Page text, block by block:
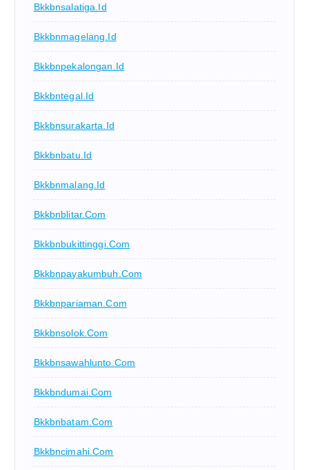
Bkkbnsalatiga.id
Bkkbnmagelang.id
Bkkbnpekalongan.id
Bkkbntegal.id
Bkkbnsurakarta.id
Bkkbnbatu.id
Bkkbnmalang.id
Bkkbnblitar.com
Bkkbnbukittinggi.com
Bkkbnpayakumbuh.com
Bkkbnpariaman.com
Bkkbnsolok.com
Bkkbnsawahlunto.com
Bkkbndumai.com
Bkkbnbatam.com
Bkkbncimahi.com